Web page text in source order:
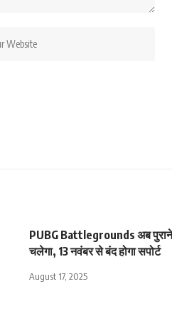
PUBG Battlegrounds अब
चलेगा, 13 नवंबर से बंद होगा सपोर्ट
August 17, 2025